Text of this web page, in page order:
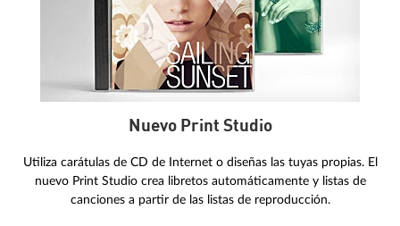
Nuevo Print Studio
Utiliza carátulas de CD de Internet o diseñas las tuyas propias. El
nuevo Print Studio crea libretos automáticamente y listas de
canciones a partir de las listas de reproducción.